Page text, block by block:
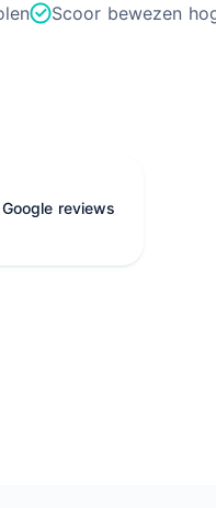
Scoor bewezen
reviews